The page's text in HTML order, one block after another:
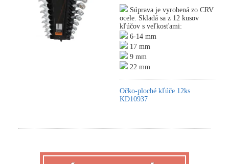
Súprava je vyrobená zo CRV
ocele. Skladá sa z 12 kusov
kľúčov s veľkosťami:
6-14 mm
17 mm
9 mm
22 mm
Očko-ploché kľúče 12ks
KD10937